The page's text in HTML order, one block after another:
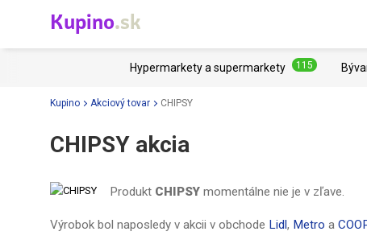
Kupino.sk
Hypermarkety a supermarkety 115
Kupino Akciový tovar CHIPSY
CHIPSY akcia
Produkt CHIPSY momentálne nie je v zľave.
Výrobok bol naposledy v akcii v obchode Lidl, Metro a